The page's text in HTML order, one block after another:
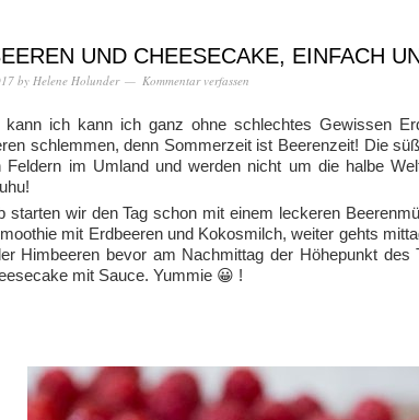
UND CHEESECAKE, EINFACH
by Helene Holunder Kommentar verfassen
kann ich kann ich ganz ohne schlechtes Gewissen
schlemmen, denn Sommerzeit ist Beerenzeit! Die
Feldern im Umland und werden nicht um die halbe
starten wir den Tag schon mit einem leckeren
mit Erdbeeren und Kokosmilch, weiter gehts
Himbeeren bevor am Nachmittag der Höhepunkt des
mit Sauce. Yummie 😀 !